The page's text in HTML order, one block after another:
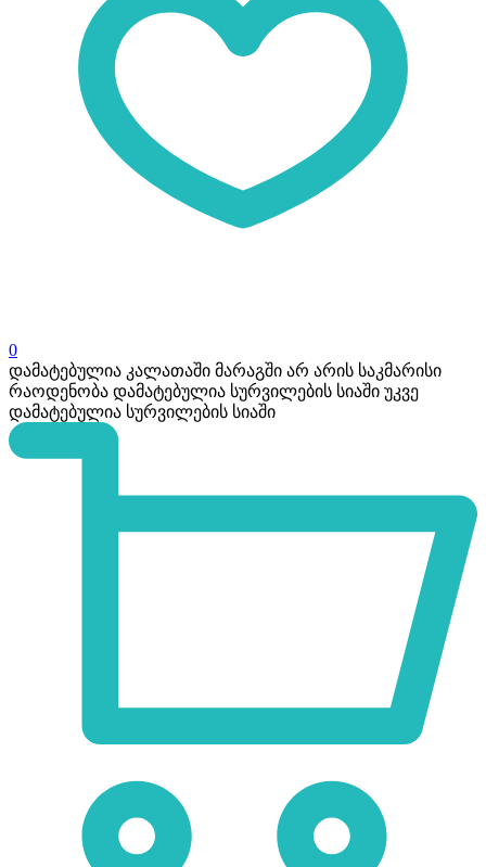
0
დამატებულია კალათაში მარაგში არ არის საკმარისი
რაოდენობა დამატებულია სურვილების სიაში უკვე
დამატებულია სურვილების სიაში